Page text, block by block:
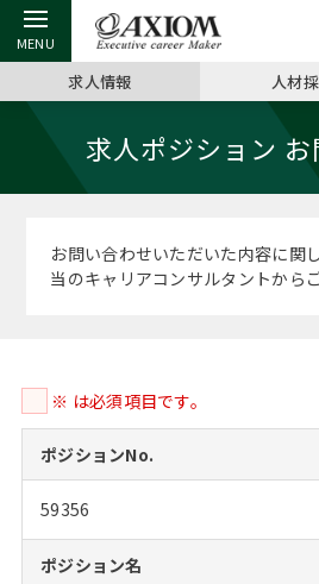
戻る
アクシアムの特長
サービス案内
戻る
キャリア支援 TOP
キャリアデザイン講座
（最新求人市場動向）
MBAの転職事例
MBAからのFAQ
MBA留学生数の推移
インターン受入企業一覧
戻る
転職ツール TOP
英文レジュメの書き方
よくある面接Q&A集
外資系／面接攻略のコツ
戻る
転職コラム TOP
“展”職相談室
転職成功への4つの鍵
キャリアに効く一冊
注目企業インタビュー
戻る
イベント・セミナー TOP
ジョブフェア
キャリアフォーラム
プロ経営者の特別セミナー
Career Talk Live
戻る
会社概要 TOP
沿革
採用情報
パブリシティ
ニュースリリース
求人情報 人材
求人ポジション
お問い合わせいただいた内容に関
当のキャリアコンサルタントから
※ は必須項目です。
ポジションNo.
59356
ポジション名